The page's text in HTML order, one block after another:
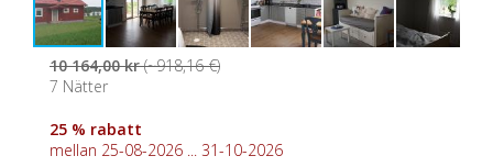
10 164,00 kr(~918,16 €)
7 Nätter
25 % rabatt
mellan 25-08-2026 ... 31-10-2026